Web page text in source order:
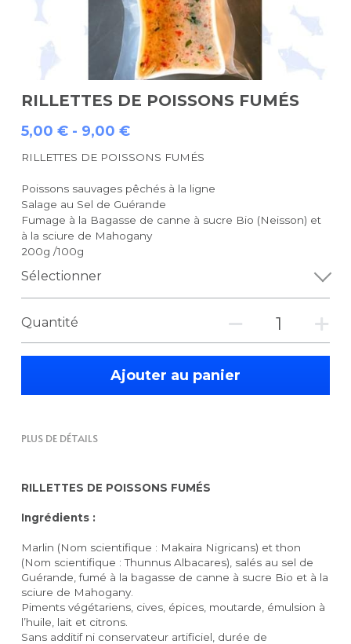
RILLETTES DE POISSONS FUMÉS
5,00 € - 9,00 €
RILLETTES DE POISSONS FUMÉS
Poissons sauvages pêchés à la ligne
Salage au Sel de Guérande
Fumage à la Bagasse de canne à sucre Bio (Neisson) et
à la sciure de Mahogany
200g /100g
Sélectionner
Quantité
Ajouter au panier
PLUS DE DÉTAILS
RILLETTES DE POISSONS FUMÉS
Ingrédients :
Marlin (Nom scientifique : Makaira Nigricans) et thon
(Nom scientifique : Thunnus Albacares), salés au sel de
Guérande, fumé à la bagasse de canne à sucre Bio et à la
sciure de Mahogany.
Piments végétariens, cives, épices, moutarde, émulsion à
l’huile, lait et citrons.
Sans additif ni conservateur artificiel, durée de